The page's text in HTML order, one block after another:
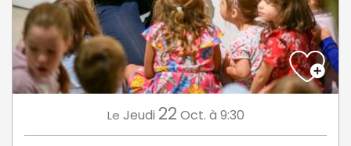
Le Jeudi 22 Oct. à 9:30